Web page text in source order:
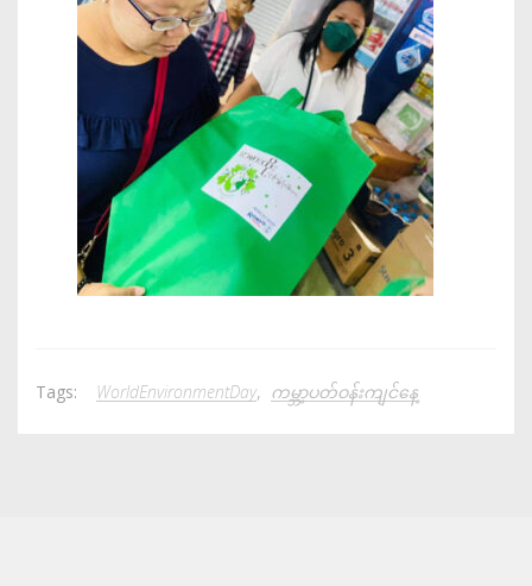
Tags: WorldEnvironmentDay, ကမ္ဘာ့ပတ်ဝန်းကျင်နေ့